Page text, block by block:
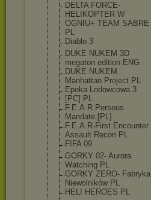
DELTA FORCE-
HELIKOPTER W
OGNIU+ TEAM SABRE
PL
Diablo 3
DUKE NUKEM 3D
megaton edition ENG
DUKE NUKEM
Manhattan Project PL
Epoka Lodowcowa 3
[PC] PL
F.E.A.R Perseus
Mandate.[PL]
F.E.A.R-First Encounter
Assault Recon PL
FIFA 09
GORKY 02- Aurora
Watching PL
GORKY ZERO- Fabryka
Niewolników PL
HELI HEROES PL